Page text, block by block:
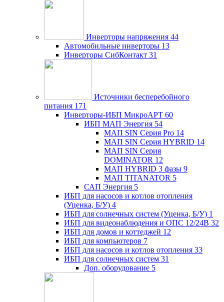
Инверторы напряжения 44
Автомобильные инверторы 13
Инверторы СибКонтакт 31
Источники бесперебойного
питания 171
Инверторы-ИБП МикроАРТ 60
ИБП МАП Энергия 54
МАП SIN Серия Pro 14
МАП SIN Серия HYBRID 14
МАП SIN Серия
DOMINATOR 12
МАП HYBRID 3 фазы 9
МАП TITANATOR 5
САП Энергия 5
ИБП для насосов и котлов отопления
(Уценка, Б/У) 4
ИБП для солнечных систем (Уценка, Б/У) 1
ИБП для видеонаблюдения и ОПС 12/24В 32
ИБП для домов и коттеджей 12
ИБП для компьютеров 7
ИБП для насосов и котлов отопления 33
ИБП для солнечных систем 31
Доп. оборудование 5